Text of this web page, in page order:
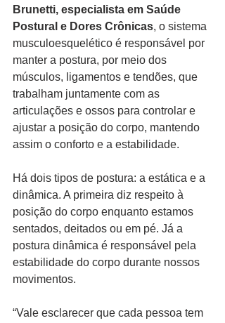
Brunetti, especialista em Saúde
Postural e Dores Crônicas, o sistema
musculoesquelético é responsável por
manter a postura, por meio dos
músculos, ligamentos e tendões, que
trabalham juntamente com as
articulações e ossos para controlar e
ajustar a posição do corpo, mantendo
assim o conforto e a estabilidade.
Há dois tipos de postura: a estática e a
dinâmica. A primeira diz respeito à
posição do corpo enquanto estamos
sentados, deitados ou em pé. Já a
postura dinâmica é responsável pela
estabilidade do corpo durante nossos
movimentos.
“Vale esclarecer que cada pessoa tem